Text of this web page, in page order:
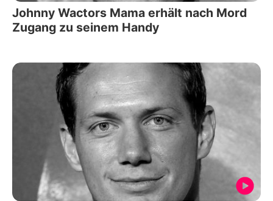
Johnny Wactors Mama erhält nach Mord
Zugang zu seinem Handy